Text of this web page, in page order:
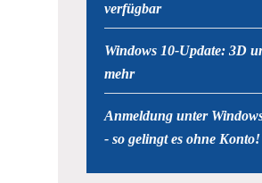
verfügbar
Windows 10-Update: 3D
mehr
Anmeldung unter
- so gelingt es ohne Konto!